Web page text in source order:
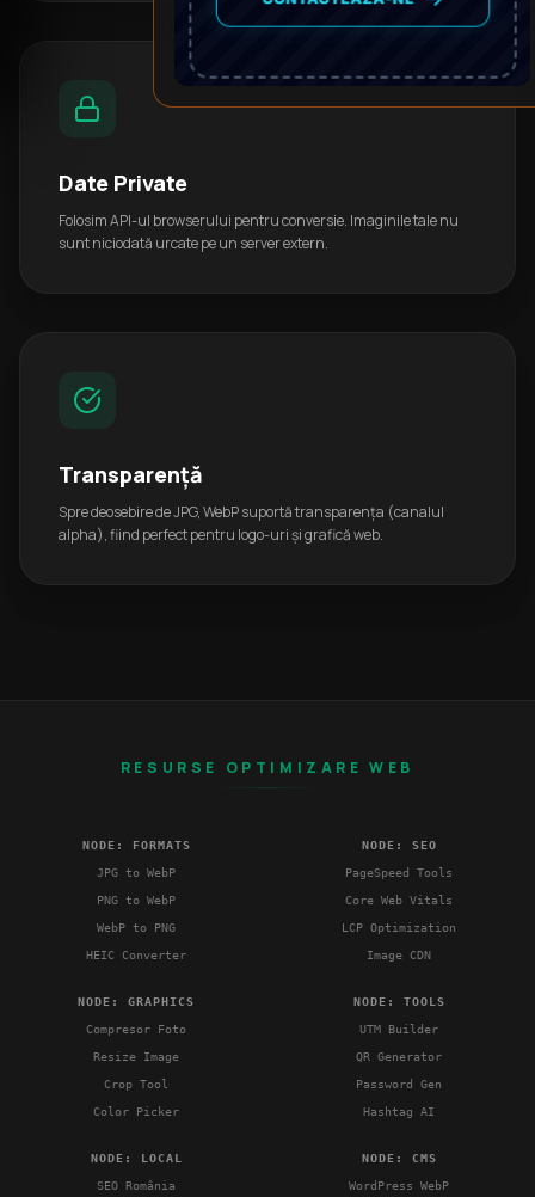
Date Private
Folosim API-ul browserului pentru conversie. Imaginile tale nu
sunt niciodată urcate pe un server extern.
Transparență
Spre deosebire de JPG, WebP suportă transparența (canalul
alpha), fiind perfect pentru logo-uri și grafică web.
RESURSE OPTIMIZARE WEB
NODE: FORMATS
JPG to WebP
PNG to WebP
WebP to PNG
HEIC Converter
NODE: SEO
PageSpeed Tools
Core Web Vitals
LCP Optimization
Image CDN
NODE: GRAPHICS
Compresor Foto
Resize Image
Crop Tool
Color Picker
NODE: TOOLS
UTM Builder
QR Generator
Password Gen
Hashtag AI
NODE: LOCAL
SEO România
NODE: CMS
WordPress WebP